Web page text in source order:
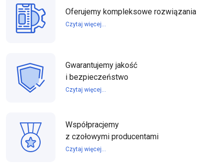
Oferujemy kompleksowe rozwiązania
Czytaj więcej...
Gwarantujemy jakość
i bezpieczeństwo
Czytaj więcej...
Współpracjemy
z czołowymi producentami
Czytaj więcej...